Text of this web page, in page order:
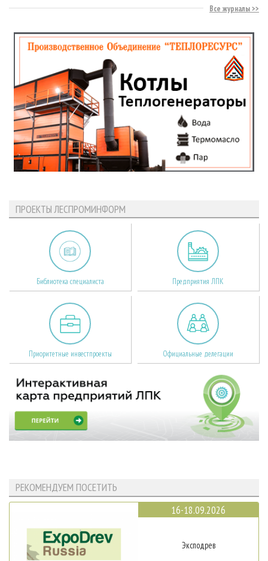
Все журналы
ПРОЕКТЫ ЛЕСПРОМИНФОРМ
Библиотека специалиста Предприятия ЛПК
Приоритетные инвестпроекты Официальные делегации
РЕКОМЕНДУЕМ ПОСЕТИТЬ
16-18.09.2026
Эксподрев